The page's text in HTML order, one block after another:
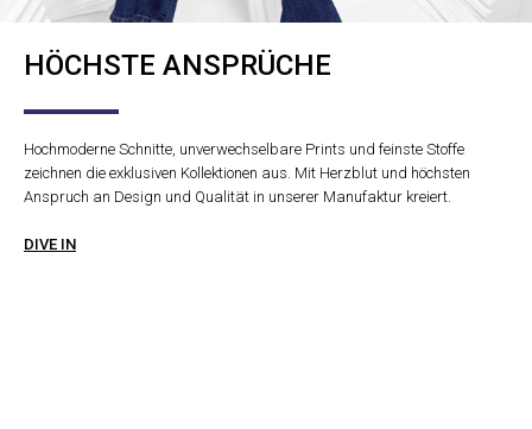
HÖCHSTE ANSPRÜCHE
Hochmoderne Schnitte, unverwechselbare Prints und feinste Stoffe
zeichnen die exklusiven Kollektionen aus. Mit Herzblut und höchsten
Anspruch an Design und Qualität in unserer Manufaktur kreiert.
DIVE IN